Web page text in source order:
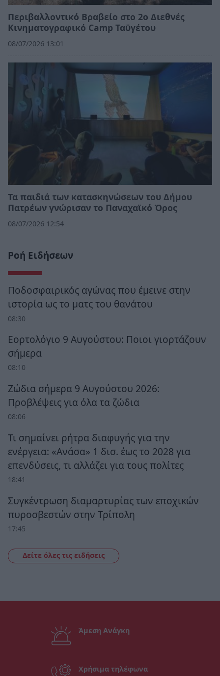
Περιβαλλοντικό Βραβείο στο 2ο Διεθνές
Κινηματογραφικό Camp Ταϋγέτου
08/07/2026 13:01
Τα παιδιά των κατασκηνώσεων του Δήμου
Πατρέων γνώρισαν το Παναχαϊκό Όρος
08/07/2026 12:54
Ροή Ειδήσεων
Ποδοσφαιρικός αγώνας που έμεινε στην
ιστορία ως το ματς του θανάτου
08:30
Εορτολόγιο 9 Αυγούστου: Ποιοι γιορτάζουν
σήμερα
08:10
Ζώδια σήμερα 9 Αυγούστου 2026:
Προβλέψεις για όλα τα ζώδια
08:06
Τι σημαίνει ρήτρα διαφυγής για την
ενέργεια: «Ανάσα» 1 δισ. έως το 2028 για
επενδύσεις, τι αλλάζει για τους πολίτες
18:41
Συγκέντρωση διαμαρτυρίας των εποχικών
πυροσβεστών στην Τρίπολη
17:45
Δείτε όλες τις ειδήσεις
Άμεση Ανάγκη
Χρήσιμα τηλέφωνα